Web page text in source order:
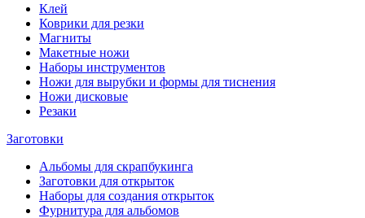
Клей
Коврики для резки
Магниты
Макетные ножи
Наборы инструментов
Ножи для вырубки и формы для тиснения
Ножи дисковые
Резаки
Заготовки
Альбомы для скрапбукинга
Заготовки для открыток
Наборы для создания открыток
Фурнитура для альбомов